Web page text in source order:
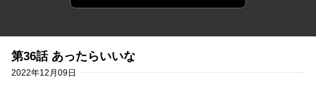
第36話 あったらいいな
2022年12月09日